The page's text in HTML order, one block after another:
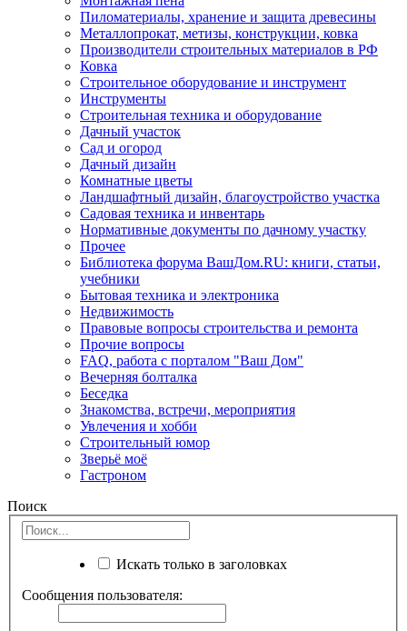
Пиломатериалы, хранение и защита древесины
Металлопрокат, метизы, конструкции, ковка
Производители строительных материалов в РФ
Ковка
Строительное оборудование и инструмент
Инструменты
Строительная техника и оборудование
Дачный участок
Сад и огород
Дачный дизайн
Комнатные цветы
Ландшафтный дизайн, благоустройство участка
Садовая техника и инвентарь
Нормативные документы по дачному участку
Прочее
Библиотека форума ВашДом.RU: книги, статьи,
учебники
Бытовая техника и электроника
Недвижимость
Правовые вопросы строительства и ремонта
Прочие вопросы
FAQ, работа с порталом "Ваш Дом"
Вечерняя болталка
Беседка
Знакомства, встречи, мероприятия
Увлечения и хобби
Строительный юмор
Зверьё моё
Гастроном
Поиск
Искать только в заголовках
Сообщения пользователя: